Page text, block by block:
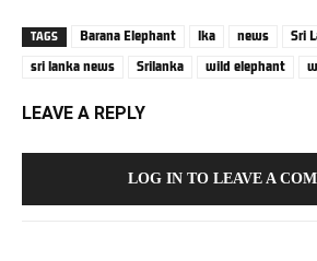
TAGS Barana Elephant lka news
Sri
sri lanka news
Srilanka wild elephant
LEAVE A REPLY
LOG IN TO LEAVE A